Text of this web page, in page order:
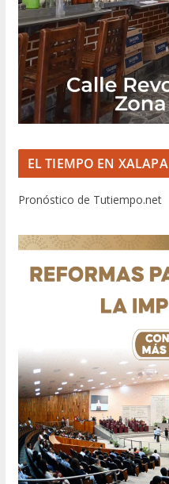
EL TIEMPO EN XALAPA
Pronóstico de Tutiempo.net